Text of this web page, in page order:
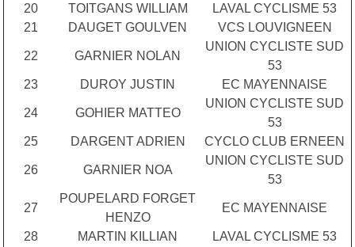
20
TOITGANS WILLIAM
LAVAL CYCLISME 53
21
DAUGET GOULVEN VCS LOUVIGNEEN
22 GARNIER NOLAN
UNION CYCLISTE SUD
53
23
DUROY JUSTIN EC MAYENNAISE
24 GOHIER MATTEO
UNION CYCLISTE SUD
53
25
DARGENT ADRIEN CYCLO CLUB ERNEEN
26 GARNIER NOA
UNION CYCLISTE SUD
53
27
POUPELARD FORGET
HENZO
EC MAYENNAISE
28 MARTIN KILLIAN LAVAL CYCLISME 53